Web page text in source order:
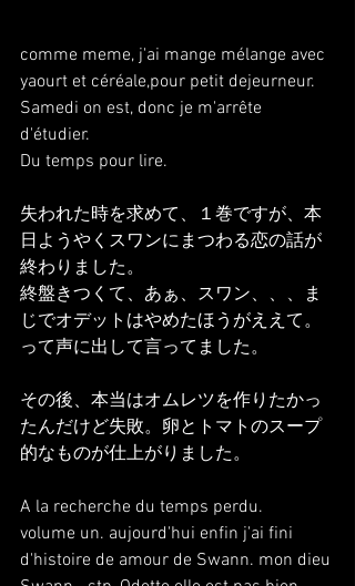
comme meme, j'ai mange mélange avec
yaourt et céréale,pour petit dejeurneur.
Samedi on est, donc je m'arrête
d'étudier.
Du temps pour lire.
失われた時を求めて、１巻ですが、本
日ようやくスワンにまつわる恋の話が
終わりました。
終盤きつくて、あぁ、スワン、、、ま
じでオデットはやめたほうがええて。
って声に出して言ってました。
その後、本当はオムレツを作りたかっ
たんだけど失敗。卵とトマトのスープ
的なものが仕上がりました。
A la recherche du temps perdu.
volume un. aujourd'hui enfin j'ai fini
d'histoire de amour de Swann. mon dieu